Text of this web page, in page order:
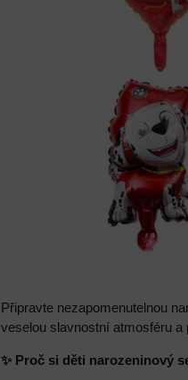
Připravte nezapomenutelnou
veselou slavnostní atmosféru
✨ Proč si děti narozeninový